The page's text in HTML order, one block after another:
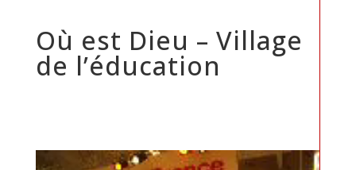
Où est Dieu – Village
de l’éducation